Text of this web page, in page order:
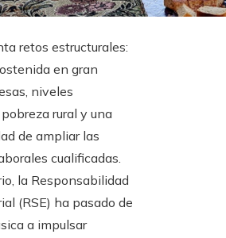
retos estructurales:
en gran
niveles
rural y una
de ampliar las
cualificadas.
la Responsabilidad
(RSE) ha pasado de
a impulsar